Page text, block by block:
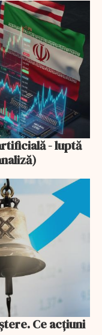
- luptă
Ce acțiuni